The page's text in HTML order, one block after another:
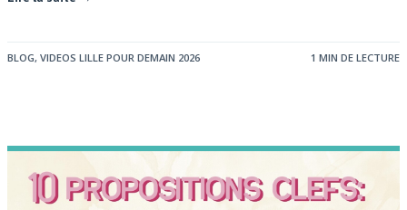
BLOG, VIDEOS LILLE POUR DEMAIN 2026 1 MIN DE LECTURE